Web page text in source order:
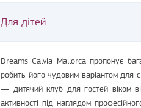
Для дітей
Dreams Calvia Mallorca пропонує
робить його чудовим варіантом для
— дитячий клуб для гостей віком
активності під наглядом